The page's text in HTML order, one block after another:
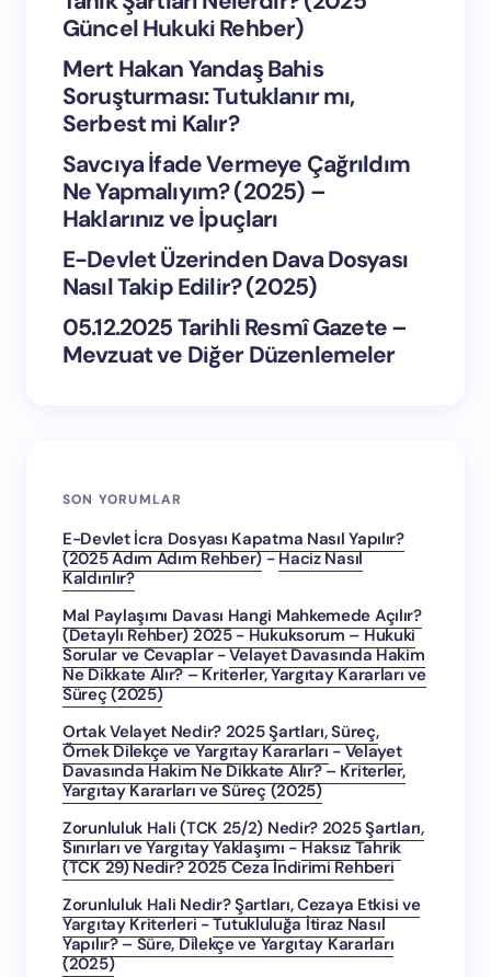
Güncel Hukuki Rehber)
Mert Hakan Yandaş Bahis
Soruşturması: Tutuklanır mı,
Serbest mi Kalır?
Savcıya İfade Vermeye Çağrıldım
Ne Yapmalıyım? (2025) –
Haklarınız ve İpuçları
E-Devlet Üzerinden Dava Dosyası
Nasıl Takip Edilir? (2025)
05.12.2025 Tarihli Resmî Gazete –
Mevzuat ve Diğer Düzenlemeler
SON YORUMLAR
E-Devlet İcra Dosyası Kapatma Nasıl Yapılır?
(2025 Adım Adım Rehber)-Haciz Nasıl
Kaldırılır?
Mal Paylaşımı Davası Hangi Mahkemede Açılır?
(Detaylı Rehber) 2025 - Hukuksorum – Hukuki
Sorular ve Cevaplar-Velayet Davasında Hakim
Ne Dikkate Alır? – Kriterler, Yargıtay Kararları ve
Süreç (2025)
Ortak Velayet Nedir? 2025 Şartları, Süreç,
Örnek Dilekçe ve Yargıtay Kararları-Velayet
Davasında Hakim Ne Dikkate Alır? – Kriterler,
Yargıtay Kararları ve Süreç (2025)
Zorunluluk Hali (TCK 25/2) Nedir? 2025 Şartları,
Sınırları ve Yargıtay Yaklaşımı-Haksız Tahrik
(TCK 29) Nedir? 2025 Ceza İndirimi Rehberi
Zorunluluk Hali Nedir? Şartları, Cezaya Etkisi ve
Yargıtay Kriterleri-Tutukluluğa İtiraz Nasıl
Yapılır? – Süre, Dilekçe ve Yargıtay Kararları
(2025)